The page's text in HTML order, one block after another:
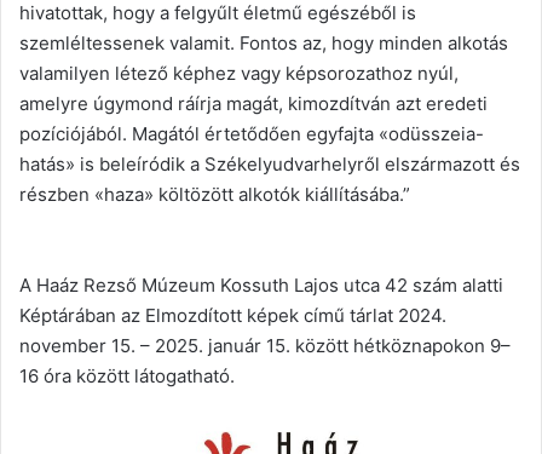
hivatottak, hogy a felgyűlt életmű egészéből is
szemléltessenek valamit. Fontos az, hogy minden alkotás
valamilyen létező képhez vagy képsorozathoz nyúl,
amelyre úgymond ráírja magát, kimozdítván azt eredeti
pozíciójából. Magától értetődően egyfajta «odüsszeia-
hatás» is beleíródik a Székelyudvarhelyről elszármazott és
részben «haza» költözött alkotók kiállításába.”
A Haáz Rezső Múzeum Kossuth Lajos utca 42 szám alatti
Képtárában az Elmozdított képek című tárlat 2024.
november 15. – 2025. január 15. között hétköznapokon 9–
16 óra között látogatható.